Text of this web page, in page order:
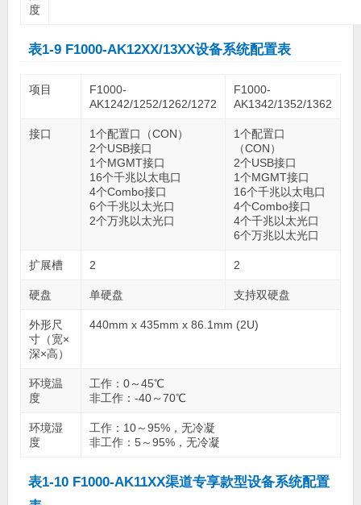
度
表1-9 F1000-AK12XX/13XX设备系统配置表
项目
F1000-
AK1242/1252/1262/1272
F1000-
AK1342/1352/1362
接口
1个配置口（CON）
2个USB接口
1个MGMT接口
16个千兆以太电口
4个Combo接口
6个千兆以太光口
2个万兆以太光口
1个配置口
（CON）
2个USB接口
1个MGMT接口
16个千兆以太电口
4个Combo接口
4个千兆以太光口
6个万兆以太光口
扩展槽 2 2
硬盘 单硬盘 支持双硬盘
外形尺
寸（宽×
深×高）
440mm x 435mm x 86.1mm (2U)
环境温
度
工作：0～45℃
非工作：-40～70℃
环境湿
度
工作：10～95%，无冷凝
非工作：5～95%，无冷凝
表1-10 F1000-AK11XX渠道专享款型设备系统配置